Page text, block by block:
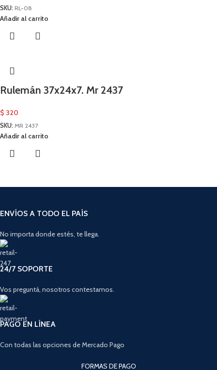
SKU: RL-08
Añadir al carrito
Rulemán 37x24x7. Mr 2437
$ 320
SKU: MR 2437
Añadir al carrito
ENVÍOS A TODO EL PAÍS
No importa donde estés, te llega.
24/7 SOPORTE
Vos preguntá, nosotros contestamos.
PAGO EN LÍNEA
Con todas las opciones de Mercado Pago
FORMAS DE PAGO